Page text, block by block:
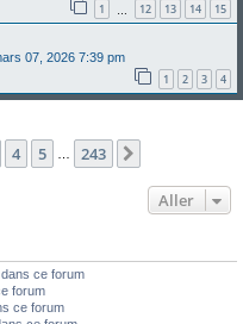
1 12 13 14 15
07, 2026 7:39 pm
1 2 3 4
4 5 243
Aller
ce forum
forum
ce forum